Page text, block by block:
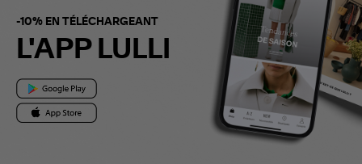
-10% EN TÉLÉCHARGEANT
L'APP LULLI